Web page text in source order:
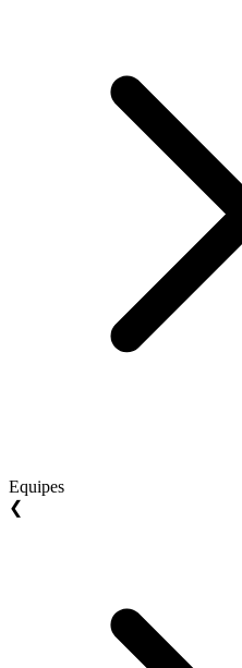
Equipes
❮